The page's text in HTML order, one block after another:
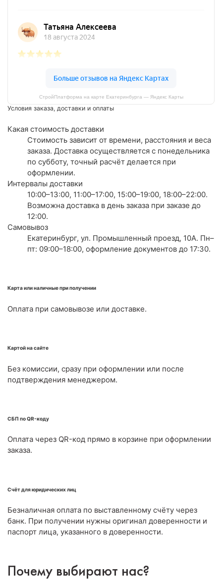
СтройПлатформа на карте Екатеринбурга — Яндекс Карты
Условия заказа, доставки и оплаты
Какая стоимость доставки
Стоимость зависит от времени, расстояния и веса
заказа. Доставка осуществляется с понедельника
по субботу, точный расчёт делается при
оформлении.
Интервалы доставки
10:00–13:00, 11:00–17:00, 15:00–19:00, 18:00–22:00.
Возможна доставка в день заказа при заказе до
12:00.
Самовывоз
Екатеринбург, ул. Промышленный проезд, 10А. Пн–
пт: 09:00–18:00, оформление документов до 17:30.
Карта или наличные при получении
Оплата при самовывозе или доставке.
Картой на сайте
Без комиссии, сразу при оформлении или после
подтверждения менеджером.
СБП по QR-коду
Оплата через QR-код прямо в корзине при оформлении
заказа.
Счёт для юридических лиц
Безналичная оплата по выставленному счёту через
банк. При получении нужны оригинал доверенности и
паспорт лица, указанного в доверенности.
Почему выбирают нас?